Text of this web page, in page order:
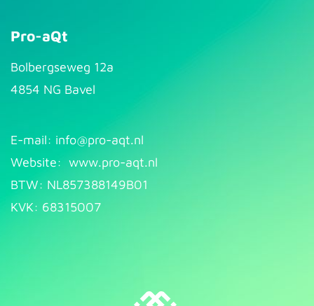
Pro-aQt
Bolbergseweg 12a
4854 NG Bavel
E-mail: info@pr​o-aqt.nl
Website: www.pro-aqt.nl
BTW: NL857388149B01
KVK: 68315007